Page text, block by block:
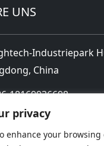
privacy
enhance your browsing
UNS
Industriepark
China
18169936698